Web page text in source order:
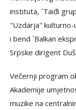
instituta, `Taiđi
"Uzdarja"
i bend `Balkan
Srpske dirigent
Večernji program
Akademije
muzike na